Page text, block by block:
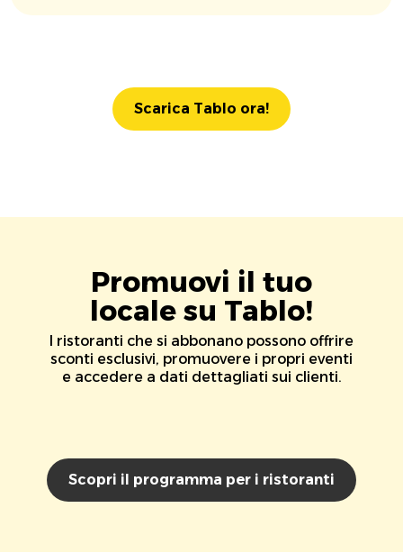
Scarica Tablo ora!
Promuovi il tuo
locale su Tablo!
I ristoranti che si abbonano possono offrire
sconti esclusivi, promuovere i propri eventi
e accedere a dati dettagliati sui clienti.
Scopri il programma per i ristoranti